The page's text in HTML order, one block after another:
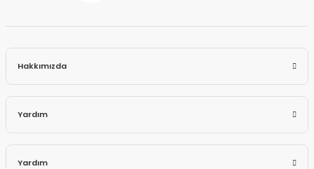
Hakkımızda
Yardım
Yardım